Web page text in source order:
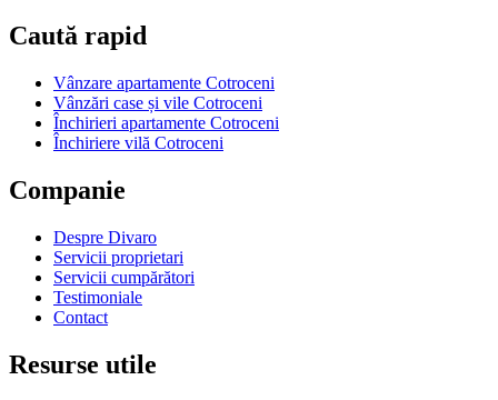
Caută rapid
Vânzare apartamente Cotroceni
Vânzări case și vile Cotroceni
Închirieri apartamente Cotroceni
Închiriere vilă Cotroceni
Companie
Despre Divaro
Servicii proprietari
Servicii cumpărători
Testimoniale
Contact
Resurse utile